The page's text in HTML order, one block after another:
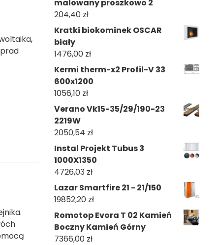
,
prad
malowany proszkowo 2
204,40 zł
Kratki biokominek OSCAR
biały
1476,00 zł
Kermi therm-x2 Profil-V 33
600x1200
1056,10 zł
Verano Vk15-35/29/190-23
2219W
2050,54 zł
Instal Projekt Tubus 3
1000X1350
4726,03 zł
Lazar Smartfire 21 - 21/150
19852,20 zł
Romotop Evora T 02 Kamień
Boczny Kamień Górny
7366,00 zł